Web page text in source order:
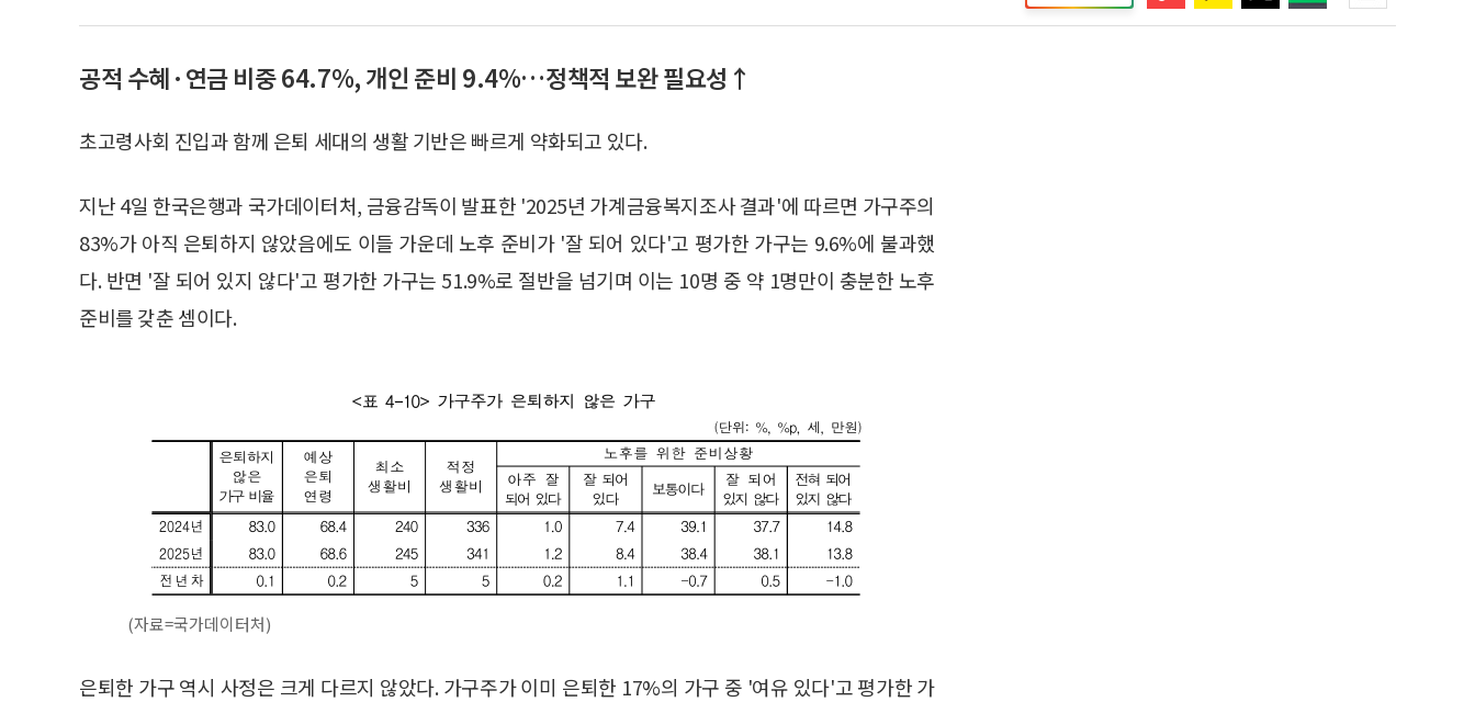
공적 수혜·연금 비중 64.7%, 개인 준비 9.4%…정책적 보완 필요성↑
초고령사회 진입과 함께 은퇴 세대의 생활 기반은 빠르게 약화되고 있다.
지난 4일 한국은행과 국가데이터처, 금융감독이 발표한 '2025년 가계금융복지조사 결과'에 따르면 가구주의
83%가 아직 은퇴하지 않았음에도 이들 가운데 노후 준비가 '잘 되어 있다'고 평가한 가구는 9.6%에 불과했
다. 반면 '잘 되어 있지 않다'고 평가한 가구는 51.9%로 절반을 넘기며 이는 10명 중 약 1명만이 충분한 노후
준비를 갖춘 셈이다.
(자료=국가데이터처)
은퇴한 가구 역시 사정은 크게 다르지 않았다. 가구주가 이미 은퇴한 17%의 가구 중 '여유 있다'고 평가한 가